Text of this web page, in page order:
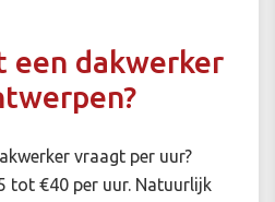
een dakwerker
vraagt per uur?
tot €40 per uur. Natuurlijk